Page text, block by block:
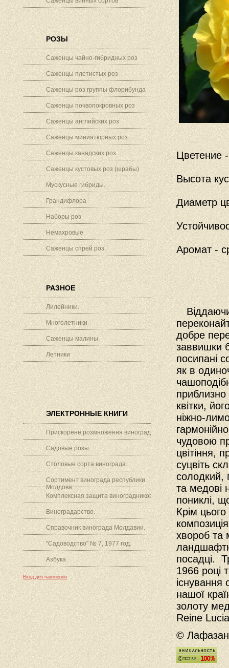
РОЗЫ
Саженцы чайно-гибридных роз
Саженцы плетистых роз
Саженцы роз группы флорибунда
Саженцы почвопокровных роз
Саженцы английских роз
Саженцы миниатюрных роз
Саженцы канадских роз
Саженцы кустовых роз (шрабы)
Мускусные гибриды.
Грандифлора
Наборы роз
Немахровые
Саженцы спрей роз.
РАЗНОЕ
Лилейники.
Многолетники
Саженцы малины.
Летники
ЭЛЕКТРОННЫЕ КНИГИ
Прискорене розмноження винограду.
Садовые розы.
Столовые сорта винограда.
Сортимент винограда республики
Молдова.
Комплексная защита виноградников.
Виноградарство.
Справочник винограда Молдавии.
"Садоводство" № 7, 1977 год.
Азбука
Вход для партнеров
Цветение
Высота
Диаметр
Аромат -
добре
заввишки
посипані
як в
приблизно
квітки,
ніжно-
чудовою
цвітіння,
суцвіть
солодкий,
та медові
пониклі,
Крім
хвороб та
посадці.
1966 році
існування
нашої
золоту
Reine
©